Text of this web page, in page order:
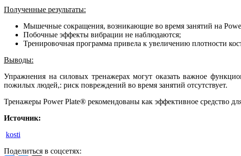
Полученные результаты:
Мышечные сокращения, возникающие во время занятий на
Побочные эффекты вибрации не наблюдаются;
Тренировочная программа привела к увеличению плотности
Выводы:
Упражнения на силовых тренажерах могут оказать важное
пожилых людей,: риск повреждений во время занятий отсутствует.
Тренажеры Power Plate® рекомендованы как эффективное средство
Источник:
kosti
Поделиться в соцсетях: